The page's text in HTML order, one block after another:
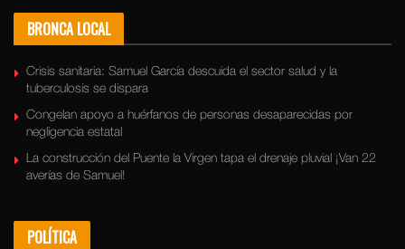
BRONCA LOCAL
Crisis sanitaria: Samuel García descuida el sector salud y la
tuberculosis se dispara
Congelan apoyo a huérfanos de personas desaparecidas por
negligencia estatal
La construcción del Puente la Virgen tapa el drenaje pluvial ¡Van 22
averías de Samuel!
POLÍTICA